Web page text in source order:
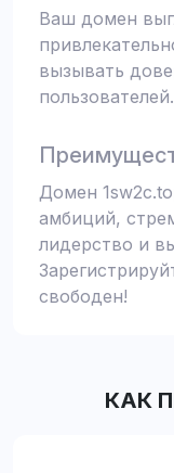
Ваш домен
вызывать
пользователей.
Домен
амбиций,
лидерство и
свободен!
КАК